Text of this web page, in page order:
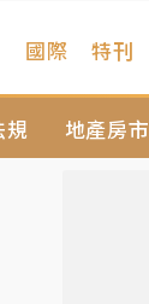
規 地產房市
國際 特刊